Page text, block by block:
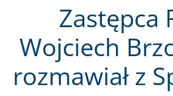
Zastępca
Wojciech
rozmawiał z